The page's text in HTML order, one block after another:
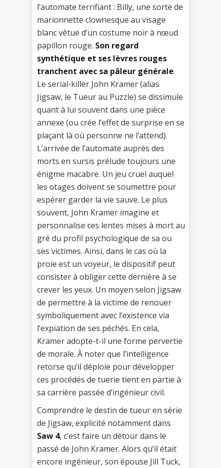
l’automate terrifiant : Billy, une sorte de
marionnette clownesque au visage
blanc vêtue d’un costume noir à nœud
papillon rouge. Son regard
synthétique et ses lèvres rouges
tranchent avec sa pâleur générale.
Le serial-killer John Kramer (alias
Jigsaw, le Tueur au Puzzle) se dissimule
quant à lui souvent dans une pièce
annexe (ou crée l’effet de surprise en se
plaçant là où personne ne l’attend).
L’arrivée de l’automate auprès des
morts en sursis prélude toujours une
énigme macabre. Un jeu cruel auquel
les otages doivent se soumettre pour
espérer garder la vie sauve. Le plus
souvent, John Kramer imagine et
personnalise ces lentes mises à mort au
gré du profil psychologique de sa ou
ses victimes. Ainsi, dans le cas où la
proie est un voyeur, le dispositif peut
consister à obliger cette dernière à se
crever les yeux. Un moyen selon Jigsaw
de permettre à la victime de renouer
symboliquement avec l’existence via
l’expiation de ses péchés. En cela,
Kramer adopte-t-il une forme pervertie
de morale. À noter que l’intelligence
retorse qu’il déploie pour développer
ces procédés de tuerie tient en partie à
sa carrière passée d’ingénieur civil.
Comprendre le destin de tueur en série
de Jigsaw, explicité notamment dans
Saw 4, c’est faire un détour dans le
passé de John Kramer. Alors qu’il était
encore ingénieur, son épouse Jill Tuck,